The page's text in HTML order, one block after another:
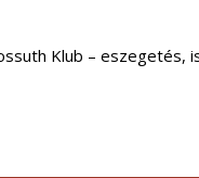
Klub – eszegetés,